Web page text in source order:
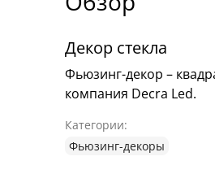
Декор стекла
Фьюзинг-декор –
компания Decra Led.
Категории:
Фьюзинг-декоры